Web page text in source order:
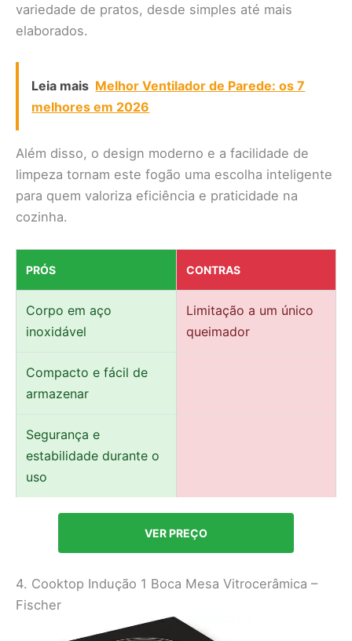
variedade de pratos, desde simples até mais
elaborados.
Leia mais Melhor Ventilador de Parede: os 7
melhores em 2026
Além disso, o design moderno e a facilidade de
limpeza tornam este fogão uma escolha inteligente
para quem valoriza eficiência e praticidade na
cozinha.
PRÓS CONTRAS
Corpo em aço
inoxidável
Limitação a um único
queimador
Compacto e fácil de
armazenar
Segurança e
estabilidade durante o
uso
VER PREÇO
4. Cooktop Indução 1 Boca Mesa Vitrocerâmica –
Fischer